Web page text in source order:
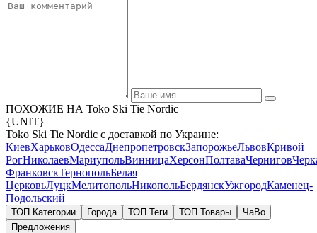
ПОХОЖИЕ НА Toko Ski Tie Nordic
{UNIT}
Toko Ski Tie Nordic с доставкой по Украине:
КиевХарьковОдессаДнепропетровскЗапорожьеЛьвовКривой
РогНиколаевМариупольВинницаХерсонПолтаваЧернигов
ФранковскТернопольБелая
ЦерковьЛуцкМелитопольНикопольБердянскУжгородКаменец-
Подольский
ТОП Категории Города ТОП Теги ТОП Товары
ЧаВо
Предложения